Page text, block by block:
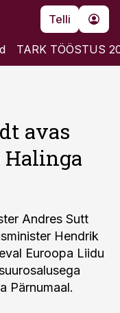
Telli
TARK TÖÖSTUS
avas
Andres Sutt
Hendrik
Euroopa Liidu
Pärnumaal.